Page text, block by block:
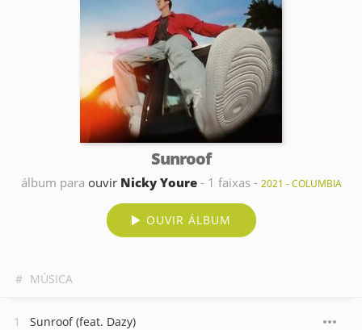
Sunroof
álbum para ouvir Nicky Youre- 1 faixas - 2021 - COLUMBIA
OUVIR ÁLBUM
# MÚSICA
Sunroof (feat. Dazy)